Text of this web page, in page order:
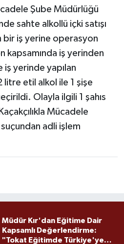
Şube Müdürlüğü
sahte alkollü içki satışı
bir iş yerine operasyon
kapsamında iş yerinden
iş yerinde yapılan
litre etil alkol ile 1 şişe
Olayla ilgili 1 şahıs
Mücadele
adli işlem
Müdür Kır'dan Eğitime Dair
Kapsamlı Değerlendirme:
"Tokat Eğitimde Türkiye'ye